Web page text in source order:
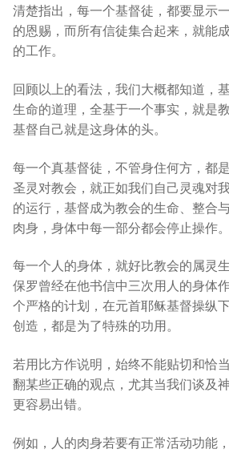
清楚指出，每一个基督徒，都要显示
的恩赐，而所有信徒集合起来，就能
的工作。
回顾以上的看法，我们大概都知道，
生命的道理，全基于一个事实，就是
基督自己就是这身体的头。
每一个真基督徒，不管身住何方，都
圣灵对教会，就正如我们自己灵魂对
的运行，基督成为教会的生命、整合
肉身，身体中每一部分都会停止操作。
每一个人的身体，就好比教会的属灵
保罗曾经在他书信中三次用人的身体
个严格的计划，在元首耶稣基督操纵
创造，都是为了特殊的功用。
若用比方作说明，始终不能贴切和恰
翻某些正确的观点，尤其当我们谈及
更容易出错。
例如，人的肉身若要有正常活动功能